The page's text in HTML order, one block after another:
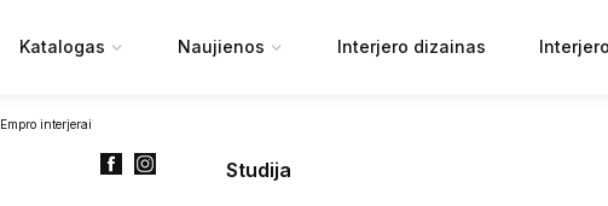
Katalogas Naujienos Interjero dizainas
Empro interjerai
Studija